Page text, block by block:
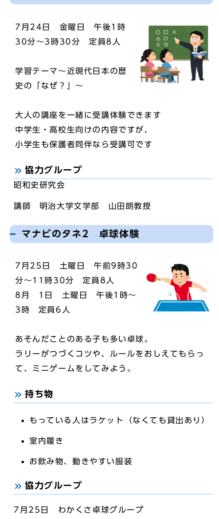
7月24日 金曜日 午後1時
30分～3時30分 定員8人
学習テーマ～近現代日本の歴
史の「なぜ？」～
大人の講座を一緒に受講体験できます
中学生・高校生向けの内容ですが、
小学生も保護者同伴なら受講可です
協力グループ
昭和史研究会
講師 明治大学文学部 山田朗教授
マナビのタネ2 卓球体験
7月25日 土曜日 午前9時30
分～11時30分 定員8人
8月 1日 土曜日 午後1時～
3時 定員6人
あそんだことのある子も多い卓球。
ラリーがつづくコツや、ルールをおしえてもらっ
て、ミニゲームをしてみよう。
持ち物
もっている人はラケット（なくても貸出あり）
室内履き
お飲み物、動きやすい服装
協力グループ
7月25日 わかくさ卓球グループ